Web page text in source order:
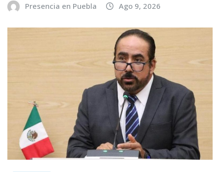
Presencia en Puebla Ago 9, 2026